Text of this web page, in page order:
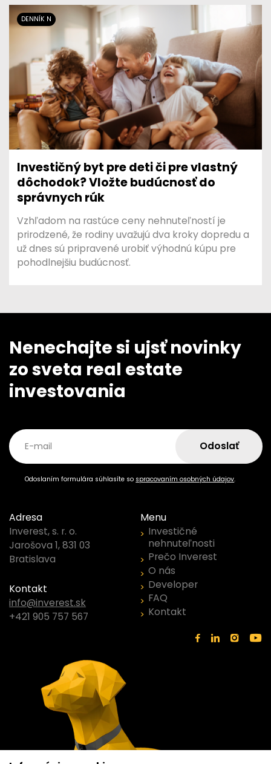
DENNÍK N
Investičný byt pre deti či pre vlastný
dôchodok? Vložte budúcnosť do
správnych rúk
Vzhľadom na rastúce ceny nehnuteľností je
prirodzené, že rodiny uvažujú dva kroky dopredu a
už dnes sú pripravené urobiť výhodnú kúpu pre
pohodlnejšiu budúcnosť.
Nenechajte si ujsť novinky
zo sveta real estate
investovania
E-mail Odoslať
Odoslaním formulára súhlasíte so spracovaním osobných údajov.
Adresa
Inverest, s. r. o.
Jarošova 1, 831 03
Bratislava
Kontakt
info@inverest.sk
+421 905 757 567
Menu
Investičné
nehnuteľnosti
Prečo Inverest
O nás
Developer
FAQ
Kontakt